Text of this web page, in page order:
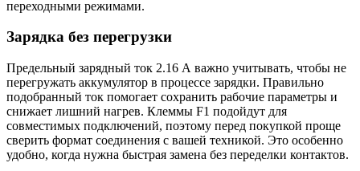
переходными режимами.
Зарядка без перегрузки
Предельный зарядный ток 2.16 А важно учитывать, чтобы не
перегружать аккумулятор в процессе зарядки. Правильно
подобранный ток помогает сохранить рабочие параметры и
снижает лишний нагрев. Клеммы F1 подойдут для
совместимых подключений, поэтому перед покупкой проще
сверить формат соединения с вашей техникой. Это особенно
удобно, когда нужна быстрая замена без переделки контактов.